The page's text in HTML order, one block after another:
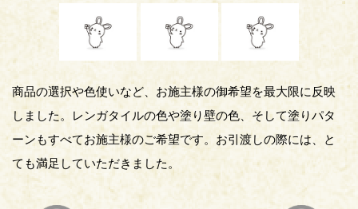
商品の選択や色使いなど、お施主様の御希望を最大限に反映
しました。レンガタイルの色や塗り壁の色、そして塗りパタ
ーンもすべてお施主様のご希望です。お引渡しの際には、と
ても満足していただきました。